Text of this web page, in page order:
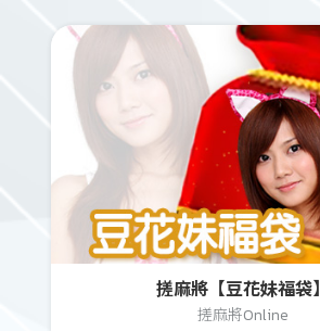
搓麻將【豆花妹福袋】
搓麻將Online